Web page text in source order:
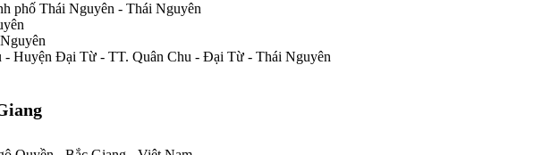
phố Thái Nguyên - Thái Nguyên
- Huyện Đại Từ - TT. Quân Chu - Đại Từ - Thái Nguyên